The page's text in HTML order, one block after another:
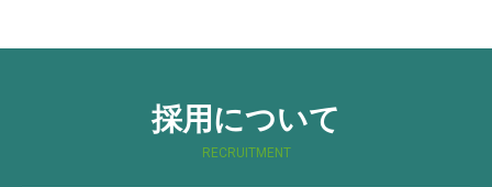
採用について
RECRUITMENT